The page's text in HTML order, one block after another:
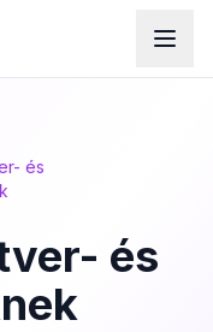
és
és